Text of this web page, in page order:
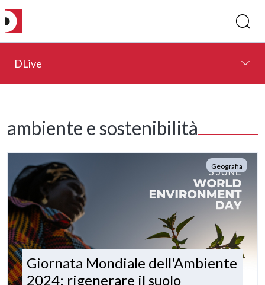
DLive
ambiente e sostenibilità
Geografia
Giornata Mondiale dell'Ambiente
2024: rigenerare il suolo